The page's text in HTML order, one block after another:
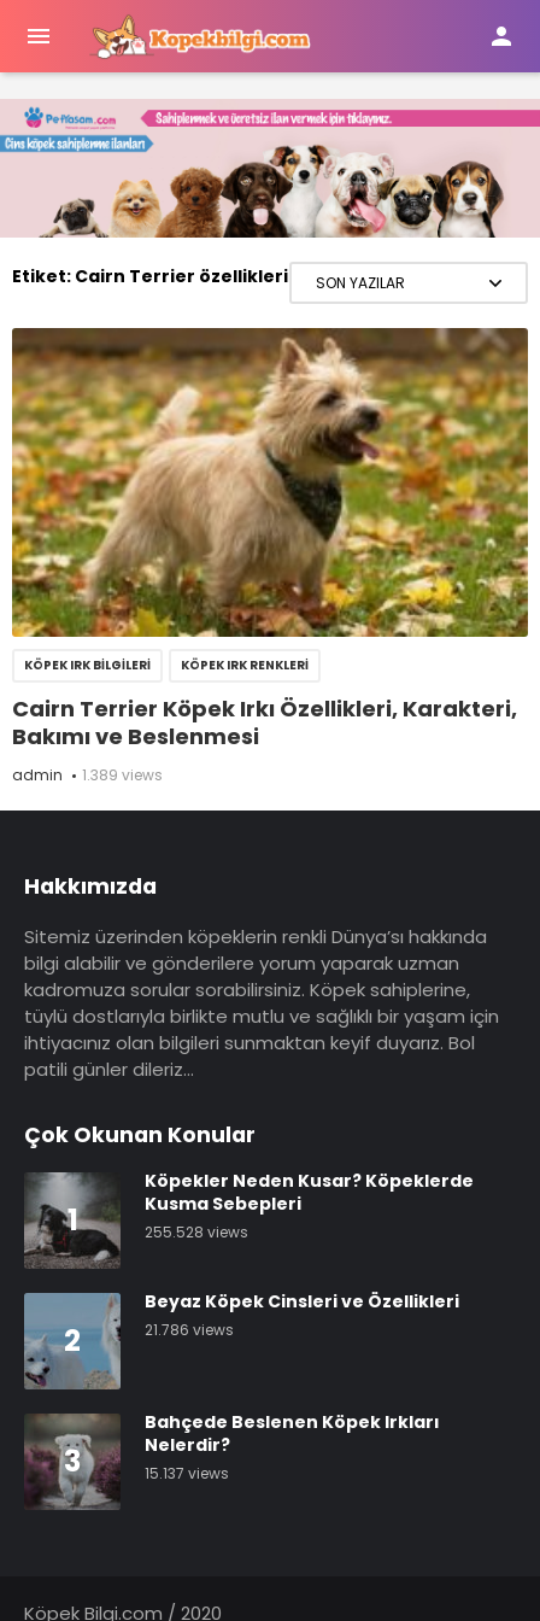
 
Etiket: Cairn Terrier özellikleri
KÖPEK IRK BILGILERI KÖPEK IRK RENKLERI
Cairn Terrier Köpek Irkı Özellikleri, Karakteri,
Bakımı ve Beslenmesi
admin 1.389 views
Hakkımızda
Sitemiz üzerinden köpeklerin renkli Dünya’sı hakkında
bilgi alabilir ve gönderilere yorum yaparak uzman
kadromuza sorular sorabilirsiniz. Köpek sahiplerine,
tüylü dostlarıyla birlikte mutlu ve sağlıklı bir yaşam için
ihtiyacınız olan bilgileri sunmaktan keyif duyarız. Bol
patili günler dileriz…
Çok Okunan Konular
1
Köpekler Neden Kusar? Köpeklerde
Kusma Sebepleri
255.528 views
2
Beyaz Köpek Cinsleri ve Özellikleri
21.786 views
3
Bahçede Beslenen Köpek Irkları
Nelerdir?
15.137 views
Köpek Bilgi.com / 2020